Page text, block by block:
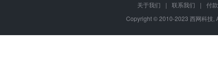
关于我们 | 联系我们 |
付
Copyright © 2010-2023 西网科技